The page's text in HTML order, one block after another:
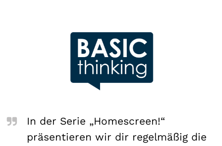
In der Serie „Homescreen!“
präsentieren wir dir regelmäßig die